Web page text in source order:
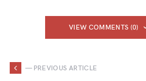
VIEW COMMENTS (0)
— PREVIOUS ARTICLE